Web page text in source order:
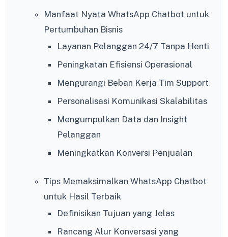
Manfaat Nyata WhatsApp Chatbot untuk
Pertumbuhan Bisnis
Layanan Pelanggan 24/7 Tanpa Henti
Peningkatan Efisiensi Operasional
Mengurangi Beban Kerja Tim Support
Personalisasi Komunikasi Skalabilitas
Mengumpulkan Data dan Insight
Pelanggan
Meningkatkan Konversi Penjualan
Tips Memaksimalkan WhatsApp Chatbot
untuk Hasil Terbaik
Definisikan Tujuan yang Jelas
Rancang Alur Konversasi yang